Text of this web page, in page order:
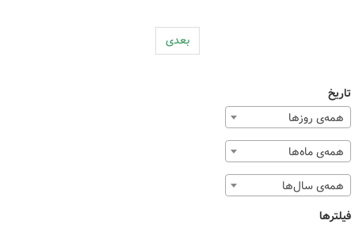
بعدی
تاریخ
همه‌ی روزها
همه‌ی ماه‌ها
همه‌ی سال‌ها
فیلترها